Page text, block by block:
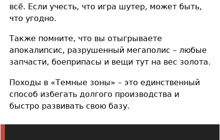
всё. Если учесть, что игра шутер, может быть,
что угодно.
Также помните, что вы отыгрываете
апокалипсис, разрушенный мегаполис – любые
запчасти, боеприпасы и вещи тут на вес золота.
Походы в «Темные зоны» – это единственный
способ избегать долгого производства и
быстро развивать свою базу.